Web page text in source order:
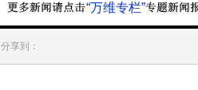
“万维专栏”
分享到：